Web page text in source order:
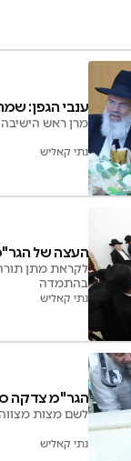
ענבי הגפן:
מרן ראש הישיבה
נתי קאליש
העצה של
לקראת מתן תורה
בהתמדה
נתי קאליש
הגר"מ צדקה
לשם מצות
נתי קאליש